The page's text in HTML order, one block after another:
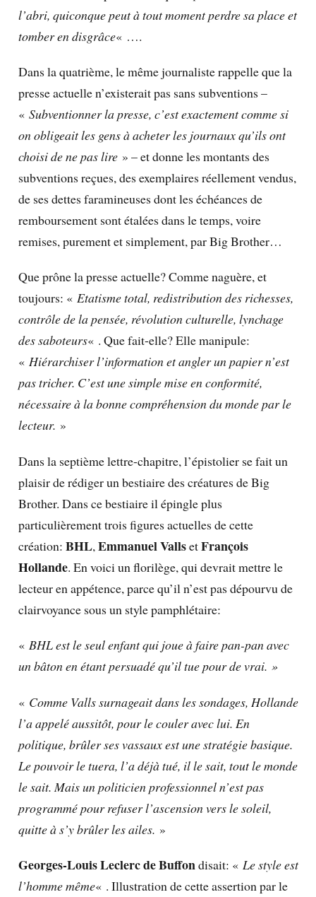
l’abri, quiconque peut à tout moment perdre sa place et
tomber en disgrâce« ….
Dans la quatrième, le même journaliste rappelle que la
presse actuelle n’existerait pas sans subventions –
« Subventionner la presse, c’est exactement comme si
on obligeait les gens à acheter les journaux qu’ils ont
choisi de ne pas lire» – et donne les montants des
subventions reçues, des exemplaires réellement vendus,
de ses dettes faramineuses dont les échéances de
remboursement sont étalées dans le temps, voire
remises, purement et simplement, par Big Brother…
Que prône la presse actuelle? Comme naguère, et
toujours: « Etatisme total, redistribution des richesses,
contrôle de la pensée, révolution culturelle, lynchage
des saboteurs« . Que fait-elle? Elle manipule:
« Hiérarchiser l’information et angler un papier n’est
pas tricher. C’est une simple mise en conformité,
nécessaire à la bonne compréhension du monde par le
lecteur. »
Dans la septième lettre-chapitre, l’épistolier se fait un
plaisir de rédiger un bestiaire des créatures de Big
Brother. Dans ce bestiaire il épingle plus
particulièrement trois figures actuelles de cette
création: BHL, Emmanuel VallsetFrançois
Hollande. En voici un florilège, qui devrait mettre le
lecteur en appétence, parce qu’il n’est pas dépourvu de
clairvoyance sous un style pamphlétaire:
« BHL est le seul enfant qui joue à faire pan-pan avec
un bâton en étant persuadé qu’il tue pour de vrai. »
« Comme Valls surnageait dans les sondages, Hollande
l’a appelé aussitôt, pour le couler avec lui. En
politique, brûler ses vassaux est une stratégie basique.
Le pouvoir le tuera, l’a déjà tué, il le sait, tout le monde
le sait. Mais un politicien professionnel n’est pas
programmé pour refuser l’ascension vers le soleil,
quitte à s’y brûler les ailes. »
Georges-Louis Leclerc de Buffondisait: « Le style est
l’homme même« . Illustration de cette assertion par le